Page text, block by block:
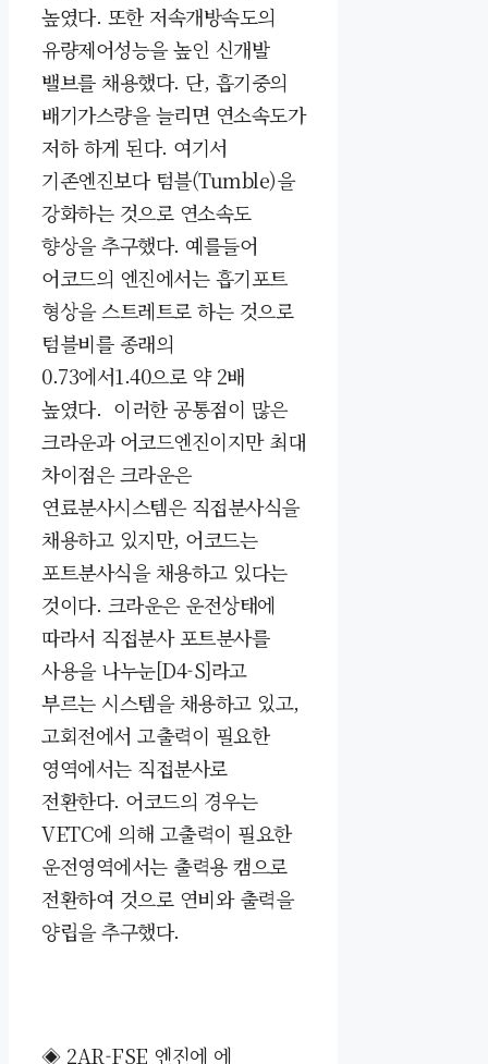
높였다. 또한 저속개방속도의
유량제어성능을 높인 신개발
밸브를 채용했다. 단, 흡기중의
배기가스량을 늘리면 연소속도가
저하 하게 된다. 여기서
기존엔진보다 텀블(Tumble)을
강화하는 것으로 연소속도
향상을 추구했다. 예를들어
어코드의 엔진에서는 흡기포트
형상을 스트레트로 하는 것으로
텀블비를 종래의
0.73에서1.40으로 약 2배
높였다. 이러한 공통점이 많은
크라운과 어코드엔진이지만 최대
차이점은 크라운은
연료분사시스템은 직접분사식을
채용하고 있지만, 어코드는
포트분사식을 채용하고 있다는
것이다. 크라운은 운전상태에
따라서 직접분사 포트분사를
사용을 나누눈[D4-S]라고
부르는 시스템을 채용하고 있고,
고회전에서 고출력이 필요한
영역에서는 직접분사로
전환한다. 어코드의 경우는
VETC에 의해 고출력이 필요한
운전영역에서는 출력용 캠으로
전환하여 것으로 연비와 출력을
양립을 추구했다.
◈ 2AR-FSE 엔진에 에